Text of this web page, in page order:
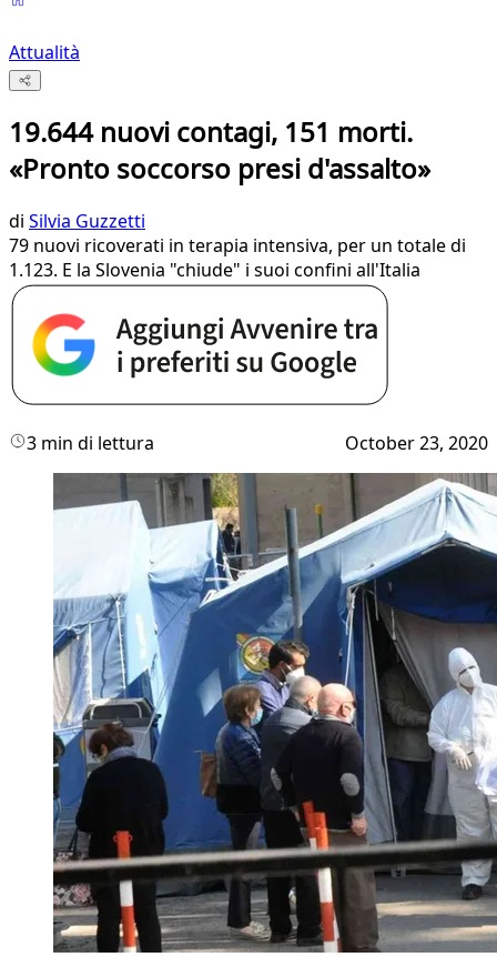
Attualità
19.644 nuovi contagi, 151 morti.
«Pronto soccorso presi d'assalto»
di Silvia Guzzetti
79 nuovi ricoverati in terapia intensiva, per un totale di
1.123. E la Slovenia "chiude" i suoi confini all'Italia
3 min di lettura October 23, 2020